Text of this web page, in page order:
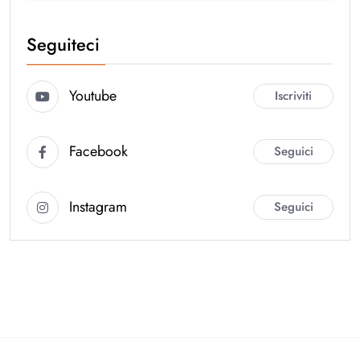
Seguiteci
Youtube Iscriviti
Facebook Seguici
Instagram Seguici